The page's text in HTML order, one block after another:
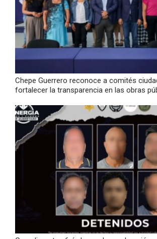
Chepe Guerrero reconoce a comités
fortalecer la transparencia en las obras